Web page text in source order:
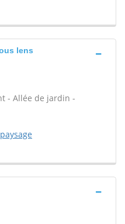
lens
- Allée de jardin -